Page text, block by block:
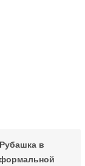
Рубашка в